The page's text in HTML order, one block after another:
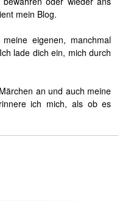
mein Blog.
eigenen, manchmal
lade dich ein, mich durch
an und auch meine
ich mich, als ob es